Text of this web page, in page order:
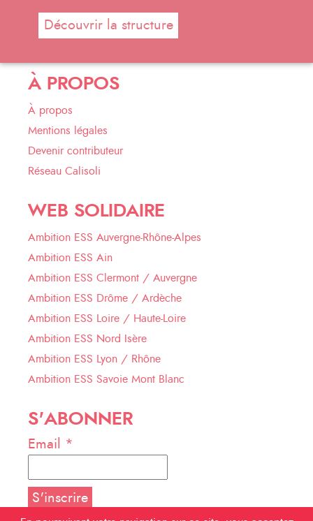
Découvrir la structure
À PROPOS
À propos
Mentions légales
Devenir contributeur
Réseau Calisoli
WEB SOLIDAIRE
Ambition ESS Auvergne-Rhône-Alpes
Ambition ESS Ain
Ambition ESS Clermont / Auvergne
Ambition ESS Drôme / Ardèche
Ambition ESS Loire / Haute-Loire
Ambition ESS Nord Isère
Ambition ESS Lyon / Rhône
Ambition ESS Savoie Mont Blanc
S'ABONNER
Email *